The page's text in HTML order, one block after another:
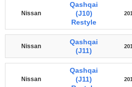
Nissan
Qashqai
(J10)
Restyle
Nissan
Qashqai
(J11)
Nissan
Qashqai
(J11)